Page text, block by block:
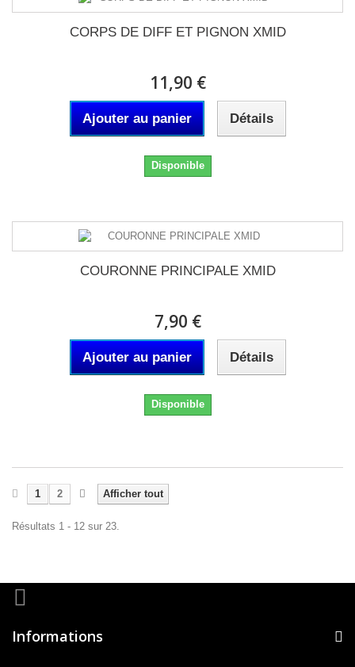
CORPS DE DIFF ET PIGNON XMID
11,90 €
Ajouter au panier Détails
Disponible
COURONNE PRINCIPALE XMID
7,90 €
Ajouter au panier Détails
Disponible
Afficher tout
1 2
Résultats 1 - 12 sur 23.
Informations